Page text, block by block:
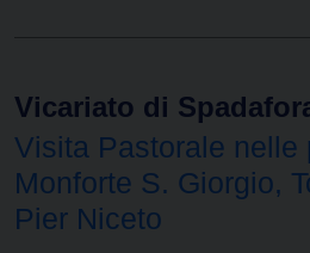
Vicariato di
Visita Pastorale nelle
Monforte S. Giorgio,
Pier Niceto